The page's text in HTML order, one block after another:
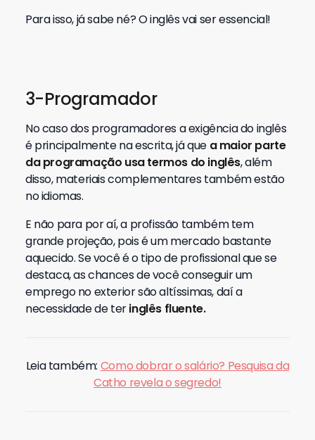
Para isso, já sabe né? O inglês vai ser essencial!
3-Programador
No caso dos programadores a exigência do inglês
é principalmente na escrita, já que a maior parte
da programação usa termos do inglês, além
disso, materiais complementares também estão
no idiomas.
E não para por aí, a profissão também tem
grande projeção, pois é um mercado bastante
aquecido. Se você é o tipo de profissional que se
destaca, as chances de você conseguir um
emprego no exterior são altíssimas, daí a
necessidade de teringlês fluente.
Leia também: Como dobrar o salário? Pesquisa da
Catho revela o segredo!